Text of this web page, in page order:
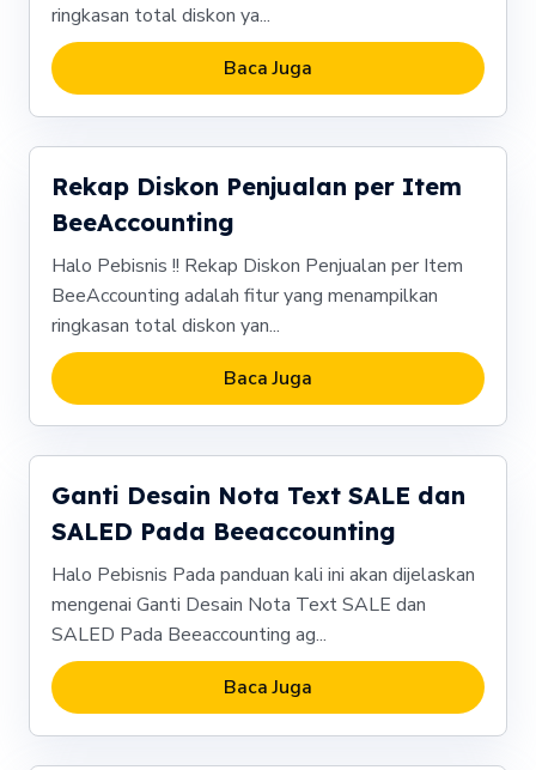
ringkasan total diskon ya...
Baca Juga
Rekap Diskon Penjualan per Item
BeeAccounting
Halo Pebisnis !! Rekap Diskon Penjualan per Item
BeeAccounting adalah fitur yang menampilkan
ringkasan total diskon yan...
Baca Juga
Ganti Desain Nota Text SALE dan
SALED Pada Beeaccounting
Halo Pebisnis Pada panduan kali ini akan dijelaskan
mengenai Ganti Desain Nota Text SALE dan
SALED Pada Beeaccounting ag...
Baca Juga